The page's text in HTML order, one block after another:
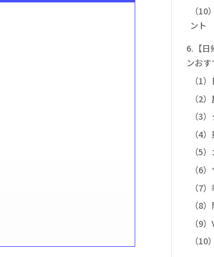
（
ント
6.【日
ンお
（1
（2
（3
（4
（5
（6
（7
（8
（9
（